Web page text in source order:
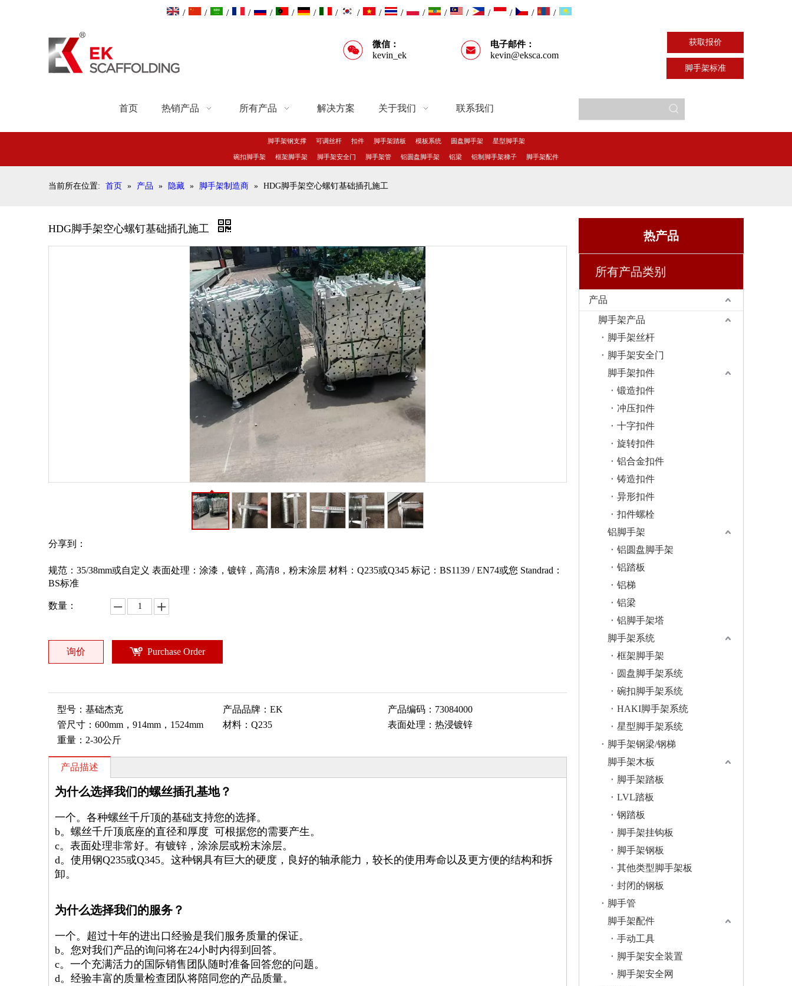
/ / / / / / / / / / / / / / / / / /
微信：
kevin_ek
电子邮件：
kevin@eksca.com
获取报价
脚手架标准
首页 热销产品 所有产品 解决方案 关于我们 联系我们
脚手架钢支撑 可调丝杆 扣件 脚手架踏板 模板系统 圆盘脚手架 星型脚手架
碗扣脚手架 框架脚手架 脚手架安全门 脚手架管 铝圆盘脚手架 铝梁 铝制脚手架梯子 脚手架配件
当前所在位置: 首页 » 产品 » 隐藏 » 脚手架制造商 » HDG脚手架空心螺钉基础插孔施工
HDG脚手架空心螺钉基础插孔施工
分享到：
规范：35/38mm或自定义 表面处理：涂漆，镀锌，高清8，粉末涂层 材料：Q235或Q345 标记：BS1139 / EN74或您 Standrad：
BS标准
数量：
询价 Purchase Order
型号： 基础杰克 产品品牌： EK 产品编码： 73084000
管尺寸： 600mm，914mm，1524mm 材料： Q235 表面处理： 热浸镀锌
重量： 2-30公斤
产品描述
为什么选择我们的螺丝插孔基地？
一个。各种螺丝千斤顶的基础支持您的选择。
b。螺丝千斤顶底座的直径和厚度 可根据您的需要产生。
c。表面处理非常好。有镀锌，涂涂层或粉末涂层。
d。使用钢Q235或Q345。这种钢具有巨大的硬度，良好的轴承能力，较长的使用寿命以及更方便的结构和拆
卸。
为什么选择我们的服务？
一个。超过十年的进出口经验是我们服务质量的保证。
b。您对我们产品的询问将在24小时内得到回答。
c。一个充满活力的国际销售团队随时准备回答您的问题。
d。经验丰富的质量检查团队将陪同您的产品质量。
热产品
所有产品类别
产品
脚手架产品
脚手架丝杆
脚手架安全门
脚手架扣件
锻造扣件
冲压扣件
十字扣件
旋转扣件
铝合金扣件
铸造扣件
异形扣件
扣件螺栓
铝脚手架
铝圆盘脚手架
铝踏板
铝梯
铝梁
铝脚手架塔
脚手架系统
框架脚手架
圆盘脚手架系统
碗扣脚手架系统
HAKI脚手架系统
星型脚手架系统
脚手架钢梁/钢梯
脚手架木板
脚手架踏板
LVL踏板
钢踏板
脚手架挂钩板
脚手架钢板
其他类型脚手架板
封闭的钢板
脚手管
脚手架配件
手动工具
脚手架安全装置
脚手架安全网